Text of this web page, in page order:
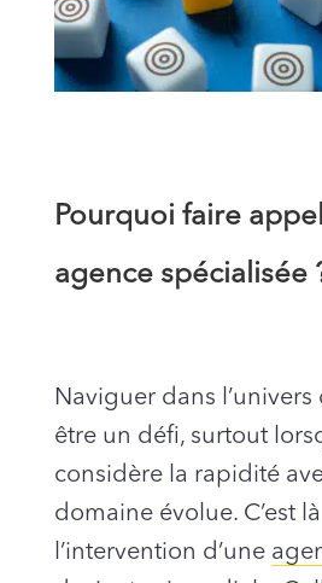
Pourquoi faire
agence spécialisée
Naviguer dans l’univers
être un défi, surtout
considère la rapidité
domaine évolue. C’est
l’intervention d’une